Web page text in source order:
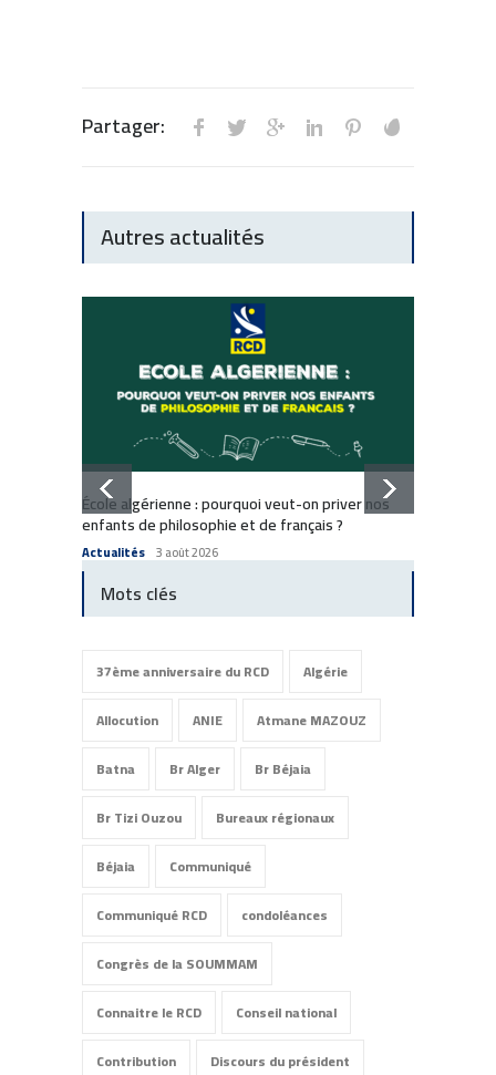
Partager:
Autres actualités
École algérienne : pourquoi veut-on priver nos
enfants de philosophie et de français ?
Actualités 3 août 2026
Mots clés
37ème anniversaire du RCD
Algérie
Allocution
ANIE
Atmane MAZOUZ
Batna
Br Alger
Br Béjaia
Br Tizi Ouzou
Bureaux régionaux
Béjaia
Communiqué
Communiqué RCD
condoléances
Congrès de la SOUMMAM
Connaitre le RCD
Conseil national
Contribution
Discours du président